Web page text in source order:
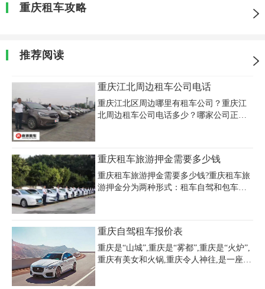
重庆租车攻略
推荐阅读
重庆江北周边租车公司电话
重庆江北区周边哪里有租车公司？重庆江
北周边租车公司电话多少？哪家公司正规
括重庆江北区在内的重庆主城区内的社会
各界需要用车的人士提供自驾租车，商务
租车，会议租车，展会租车，机场接送，
重庆租车旅游押金需要多少钱
重庆租车旅游押金需要多少钱?重庆租车旅
游押金分为两种形式：租车自驾和包车代
重庆自驾租车报价表
重庆是“山城”,重庆是“雾都”,重庆是“火炉”,
重庆有美女和火锅,重庆令人神往,是一座风